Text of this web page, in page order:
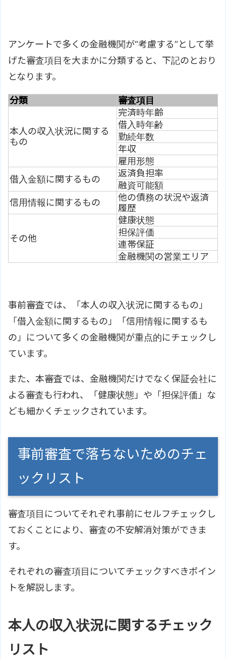
アンケートで多くの金融機関が“考慮する”として挙
げた審査項目を大まかに分類すると、下記のとおり
となります。
分類 審査項目
本人の収入状況に関する
もの
完済時年齢
借入時年齢
勤続年数
年収
雇用形態
借入金額に関するもの
返済負担率
融資可能額
信用情報に関するもの
他の債務の状況や返済
履歴
その他
健康状態
担保評価
連帯保証
金融機関の営業エリア
事前審査では、「本人の収入状況に関するもの」
「借入金額に関するもの」「信用情報に関するも
の」について多くの金融機関が重点的にチェックし
ています。
また、本審査では、金融機関だけでなく保証会社に
よる審査も行われ、「健康状態」や「担保評価」な
ども細かくチェックされています。
事前審査で落ちないためのチェ
ックリスト
審査項目についてそれぞれ事前にセルフチェックし
ておくことにより、審査の不安解消対策ができま
す。
それぞれの審査項目についてチェックすべきポイン
トを解説します。
本人の収入状況に関するチェック
リスト